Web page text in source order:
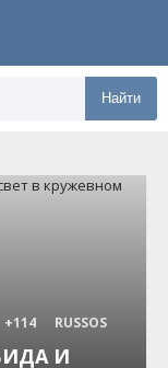
Найти
+114 RUSSOS
И